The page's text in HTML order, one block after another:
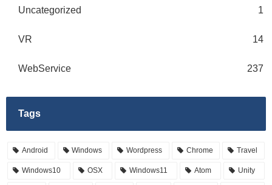
Uncategorized 1
VR 14
WebService 237
Tags
Android Windows Wordpress Chrome Travel
Windows10 OSX Windows11 Atom Unity